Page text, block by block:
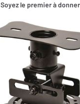
Soyez le premier à